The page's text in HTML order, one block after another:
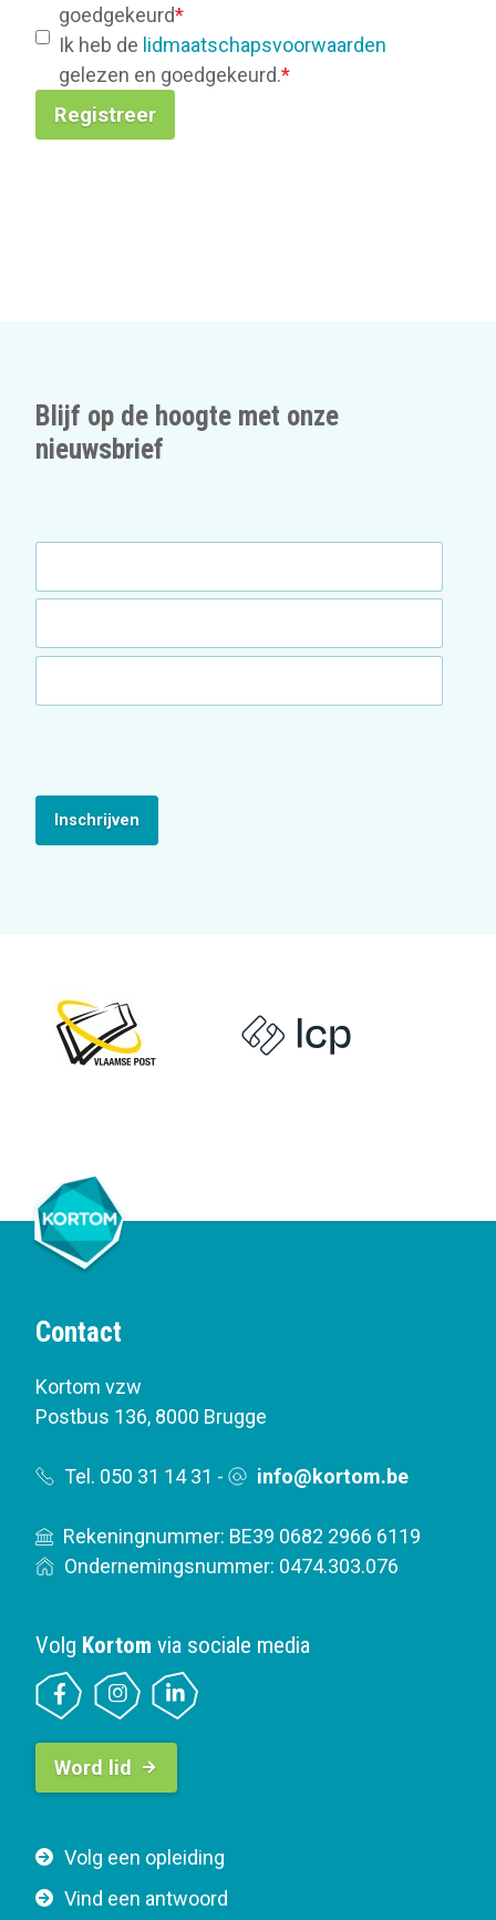
goedgekeurd*
Ik heb de lidmaatschapsvoorwaarden
gelezen en goedgekeurd.*
Registreer
Blijf op de hoogte met onze
nieuwsbrief
Inschrijven
Contact
Kortom vzw
Postbus 136, 8000 Brugge
Tel. 050 31 14 31 - info@kortom.be
Rekeningnummer: BE39 0682 2966 6119
Ondernemingsnummer: 0474.303.076
F
o
Volg een opleiding
Vind een antwoord
Volg Kortom via sociale media
B
t
o
n
Word lid